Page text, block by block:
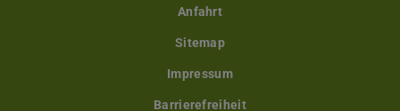
Anfahrt
Sitemap
Impressum
Barrierefreiheit